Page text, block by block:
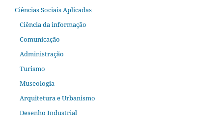
Ciências Sociais Aplicadas
Ciência da informação
Comunicação
Administração
Turismo
Museologia
Arquitetura e Urbanismo
Desenho Industrial